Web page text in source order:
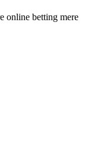
online betting mere